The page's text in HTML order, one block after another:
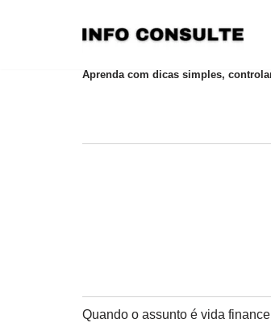
Aprenda com dicas simples,
Quando o assunto é vida